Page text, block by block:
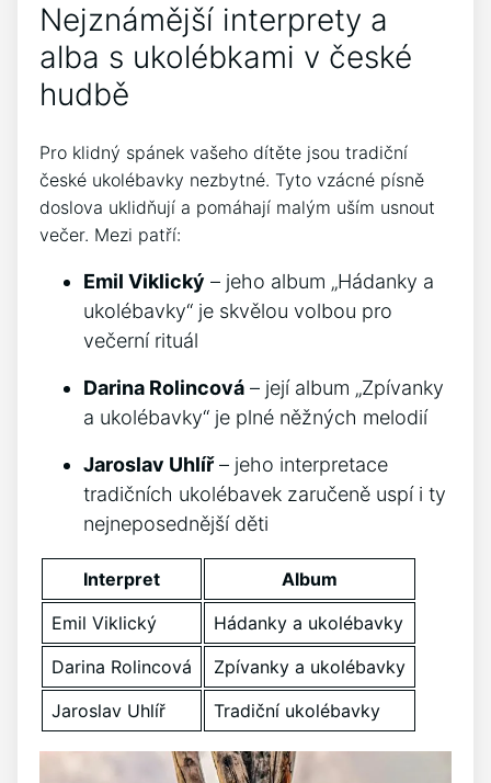
Nejznámější interprety a
alba s ukolébkami v české
hudbě
Pro klidný spánek vašeho dítěte⁢ jsou tradiční‌
české ukolébavky nezbytné. Tyto​ vzácné ⁤písně
doslova uklidňují a pomáhají malým uším⁢ usnout
večer. Mezi patří:
Emil Viklický – jeho album „Hádanky a
ukolébavky“ je skvělou volbou ⁢pro
večerní rituál
Darina‌ Rolincová – její album „Zpívanky
a ukolébavky“ je plné něžných melodií
Jaroslav ⁤Uhlíř–⁢ jeho interpretace
tradičních⁢ ukolébavek zaručeně​ uspí i ty
nejneposednější děti
Interpret
Album
Emil Viklický
Hádanky a ukolébavky
Darina Rolincová
Zpívanky a ukolébavky
Jaroslav Uhlíř
Tradiční ukolébavky